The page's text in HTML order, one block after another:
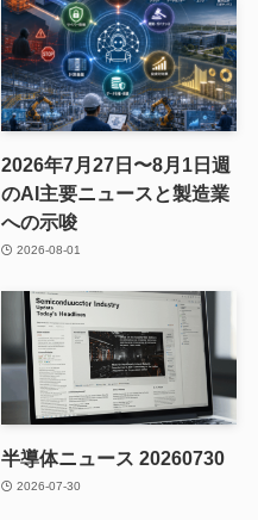
2026年7月27日〜8月1日週
のAI主要ニュースと製造業
への示唆
2026-08-01
半導体ニュース 20260730
2026-07-30